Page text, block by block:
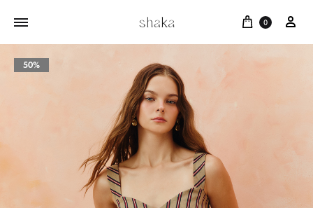
Cart
0
50%